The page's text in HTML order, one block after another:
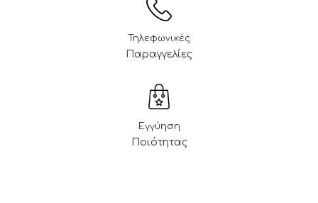
Τηλεφωνικές
Παραγγελίες
Εγγύηση
Ποιότητας